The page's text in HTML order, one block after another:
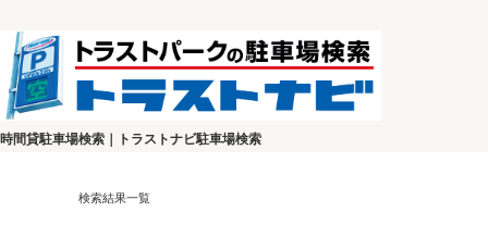
時間貸駐車場検索｜トラストナビ駐車場検索
検索結果一覧